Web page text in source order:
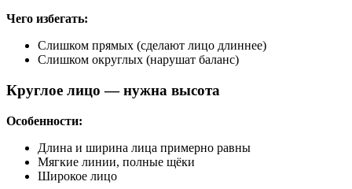
Чего избегать:
Слишком прямых (сделают лицо длиннее)
Слишком округлых (нарушат баланс)
Круглое лицо — нужна высота
Особенности:
Длина и ширина лица примерно равны
Мягкие линии, полные щёки
Широкое лицо